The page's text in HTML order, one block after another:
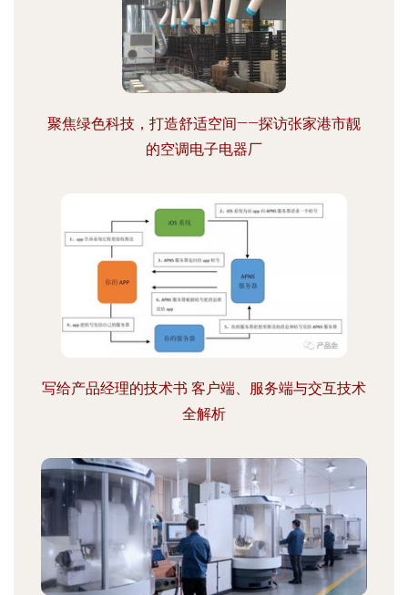
聚焦绿色科技，打造舒适空间——探访张家港市靓
的空调电子电器厂
写给产品经理的技术书 客户端、服务端与交互技术
全解析